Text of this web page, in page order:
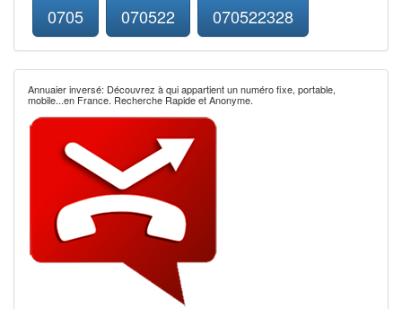
0705 070522 070522328
Annuaier inversé: Découvrez à qui appartient un numéro fixe, portable,
mobile...en France. Recherche Rapide et Anonyme.